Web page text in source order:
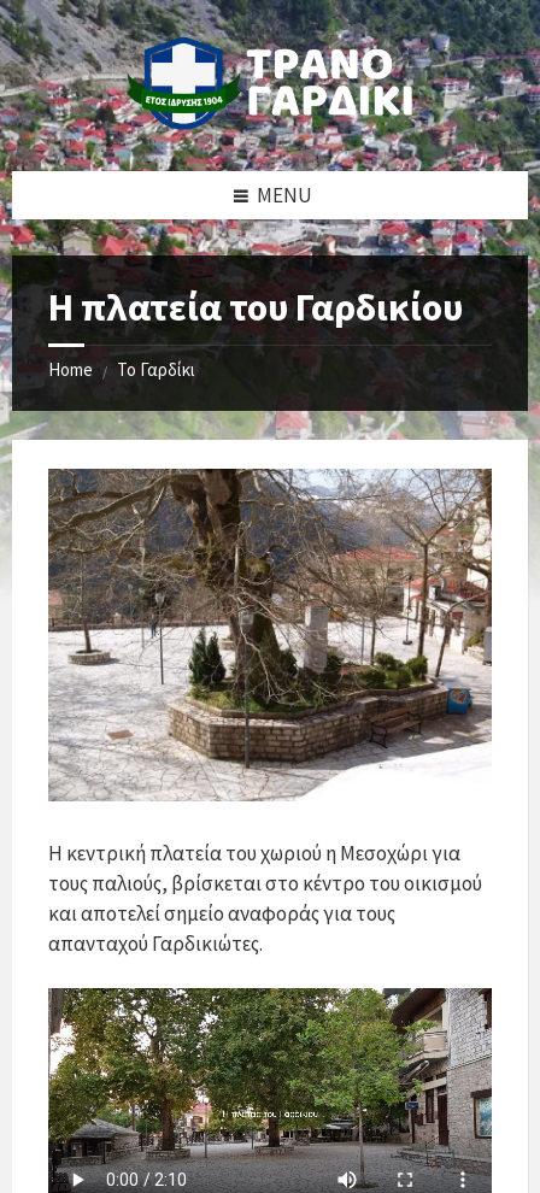
Skip
to
content
Skip
to
left
sidebar
Skip
to
footer
MENU
Η πλατεία του Γαρδικίου
Home / Το Γαρδίκι
Η κεντρική πλατεία του χωριού η Μεσοχώρι για
τους παλιούς, βρίσκεται στο κέντρο του οικισμού
και αποτελεί σημείο αναφοράς για τους
απανταχού Γαρδικιώτες.